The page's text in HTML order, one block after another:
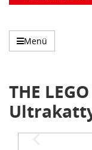
Menü
THE